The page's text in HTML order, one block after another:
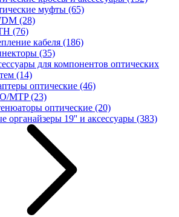
муфты (65)
(28)
(76)
кабеля (186)
(35)
для компонентов оптических
(14)
оптические (46)
MTP(23)
оптические (20)
органайзеры 19'' и аксессуары (383)